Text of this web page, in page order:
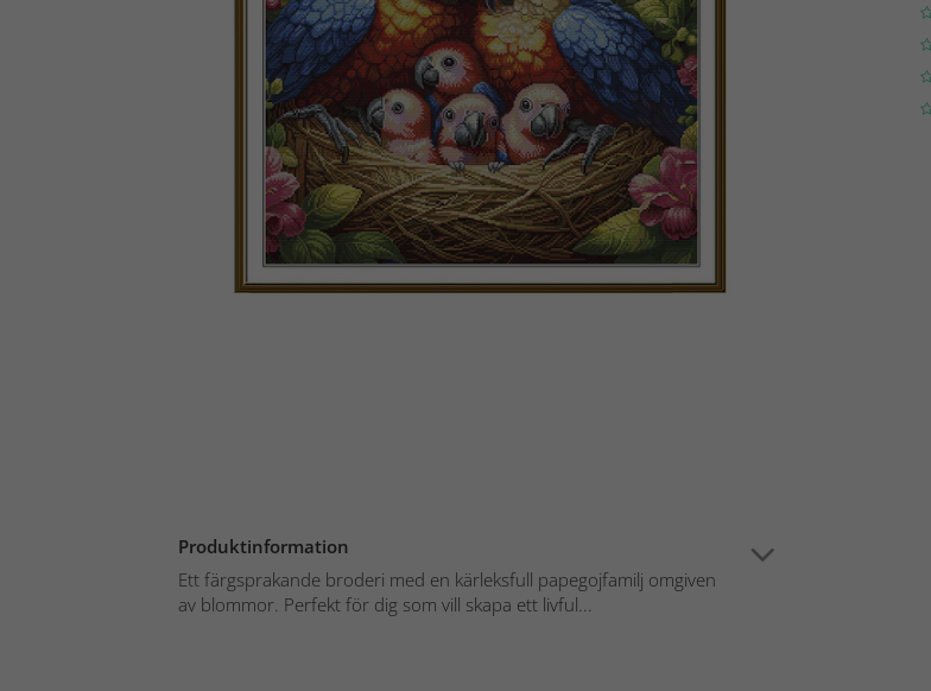
Produktinformation
Ett färgsprakande broderi med en kärleksfull papegojfamilj omgiven
av blommor. Perfekt för dig som vill skapa ett livful...